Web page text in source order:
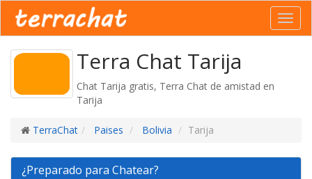
Terra Chat Tarija
Chat Tarija gratis, Terra Chat de amistad en
Tarija
TerraChat Paises Bolivia Tarija
¿Preparado para Chatear?